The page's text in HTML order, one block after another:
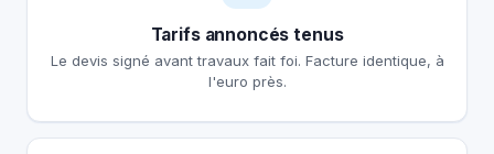
Tarifs annoncés tenus
Le devis signé avant travaux fait foi. Facture identique, à
l'euro près.